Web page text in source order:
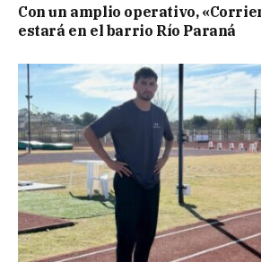
Con un amplio operativo,
estará en el barrio Río Paraná